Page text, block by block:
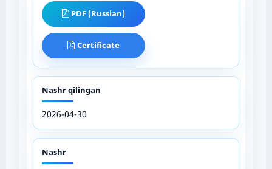
PDF (Russian)
Certificate
Nashr qilingan
2026-04-30
Nashr